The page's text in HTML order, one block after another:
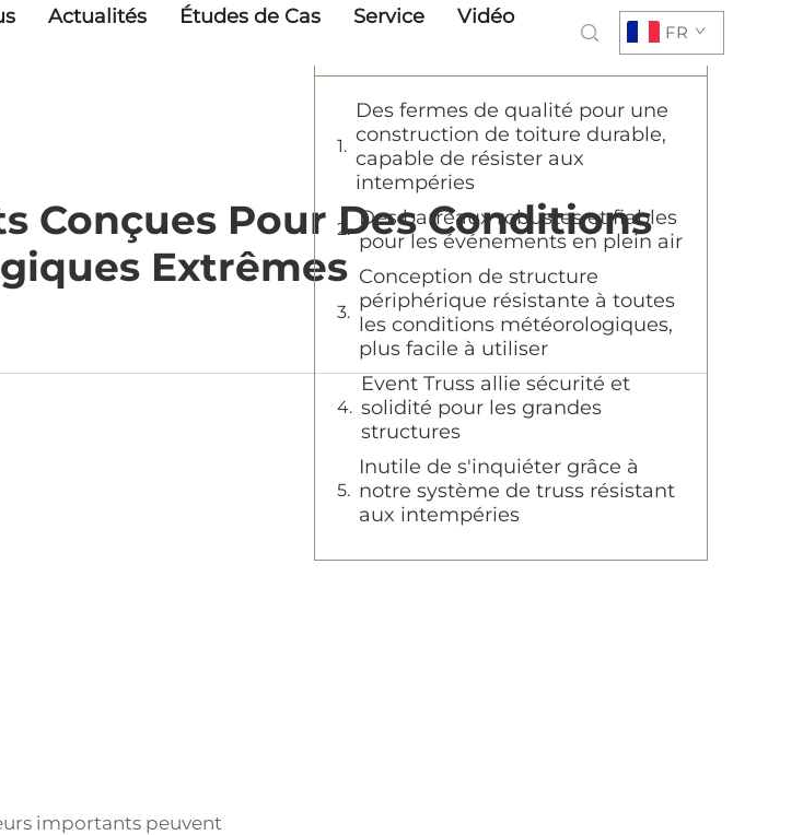
Actualités Études de Cas Service
Vidéo
FR
Conçues Pour Des Conditions
Extrêmes
importants peuvent
Des fermes de qualité pour une
construction de toiture durable,
capable de résister aux
intempéries
Des barreaux robustes et fiables
pour les événements en plein air
Conception de structure
périphérique résistante à toutes
les conditions météorologiques,
plus facile à utiliser
Event Truss allie sécurité et
solidité pour les grandes
structures
Inutile de s'inquiéter grâce à
notre système de truss résistant
aux intempéries